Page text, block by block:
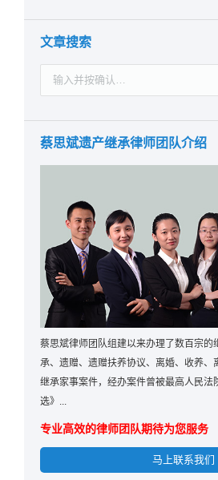
文章搜索
蔡思斌遗产继承律师团队介绍
蔡思斌律师团队组建以来办理了数百宗的
承、遗赠、遗赠扶养协议、离婚、收养、
继承家事案件，经办案件曾被最高人民法
选》...
专业高效的律师团队期待为您服务
马上联系我们